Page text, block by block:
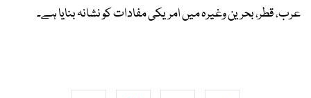
عرب، قطر، بحرین وغیرہ میں امریکی مفادات کو نشانہ بنایا ہے۔